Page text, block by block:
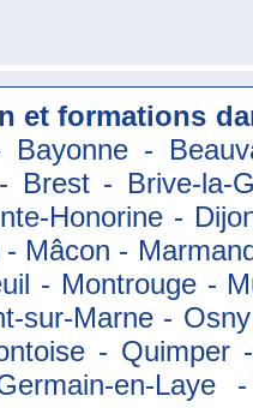
et formations
-
- Brest - Brive-
Honorine -
Mâcon -
- Montrouge -
sur-Marne -
-
en-